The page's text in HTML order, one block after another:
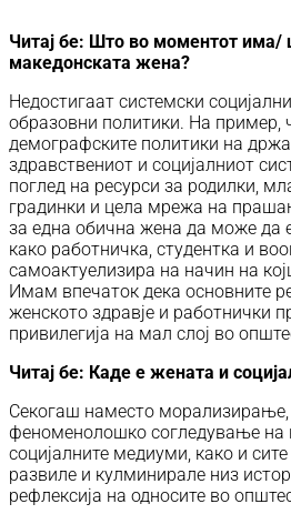
Читај бе: Што во моментот има/
македонската жена?
Недостигаат системски
образовни политики. На пример,
демографските политики на
здравствениот и социјалниот
поглед на ресурси за родилки,
градинки и цела мрежа на
за една обична жена да може да
како работничка, студентка и
самоактуелизира на начин на
Имам впечаток дека основните
женското здравје и работнички
привилегија на мал слој во
Читај бе: Каде е жената и
Секогаш наместо
феноменолошко согледување на
социјалните медиуми, како и
развиле и кулминирале низ
рефлексија на односите во